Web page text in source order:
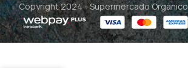
Copyright 2024 -Supermercado Orgánico